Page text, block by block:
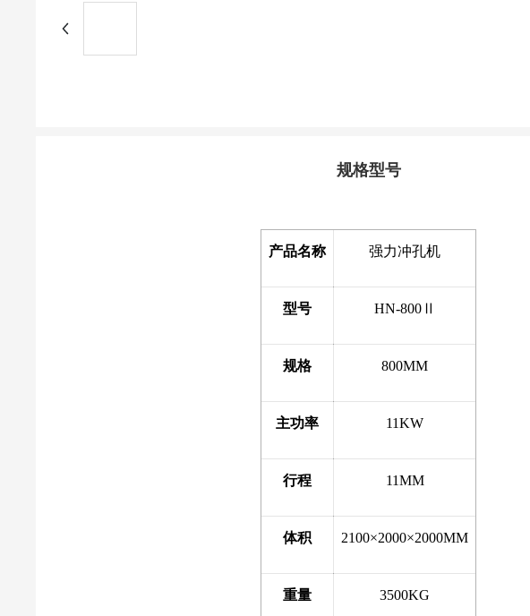
规格型号
产品名称 强力冲孔机
型号 HN-800Ⅱ
规格 800MM
主功率 11KW
行程 11MM
体积 2100×2000×2000MM
重量 3500KG